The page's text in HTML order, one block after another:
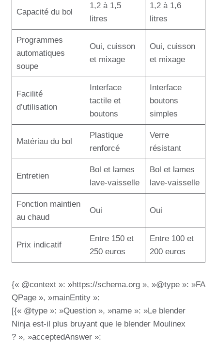
Capacité du bol
1,2 à 1,5
litres
1,2 à 1,6
litres
Programmes
automatiques
soupe
Oui, cuisson
et mixage
Oui, cuisson
et mixage
Facilité
d’utilisation
Interface
tactile et
boutons
Interface
boutons
simples
Matériau du bol
Plastique
renforcé
Verre
résistant
Entretien
Bol et lames
lave-vaisselle
Bol et lames
lave-vaisselle
Fonction maintien
au chaud
Oui Oui
Prix indicatif
Entre 150 et
250 euros
Entre 100 et
200 euros
{« @context »: »https://schema.org », »@type »: »FA
QPage », »mainEntity »:
[{« @type »: »Question », »name »: »Le blender
Ninja est-il plus bruyant que le blender Moulinex
? », »acceptedAnswer »: